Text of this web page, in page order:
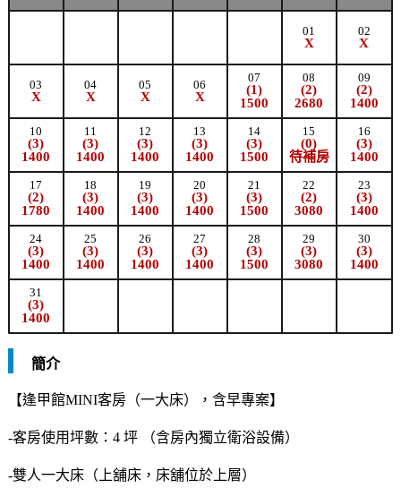
01
X
02
X
03
X
04
X
05
X
06
X
07
(1)
1500
08
(2)
2680
09
(2)
1400
10
(3)
1400
11
(3)
1400
12
(3)
1400
13
(3)
1400
14
(3)
1500
15
(0)
待補房
16
(3)
1400
17
(2)
1780
18
(3)
1400
19
(3)
1400
20
(3)
1400
21
(3)
1500
22
(2)
3080
23
(3)
1400
24
(3)
1400
25
(3)
1400
26
(3)
1400
27
(3)
1400
28
(3)
1500
29
(3)
3080
30
(3)
1400
31
(3)
1400
簡介
【逢甲館MINI客房（一大床），含早專案】
-客房使用坪數：4 坪 （含房內獨立衛浴設備）
-雙人一大床（上舖床，床舖位於上層）